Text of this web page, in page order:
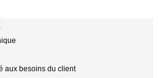
aux besoins du client